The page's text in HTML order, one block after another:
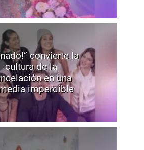
convierte la
cultura de la
en una
imperdible